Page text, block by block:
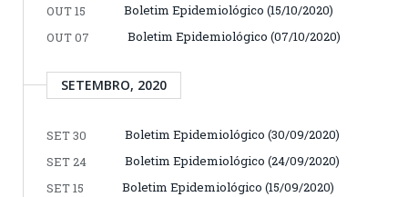
OUT 15
Boletim Epidemiológico (15/10/2020)
OUT 07
Boletim Epidemiológico (07/10/2020)
SETEMBRO, 2020
SET 30
Boletim Epidemiológico (30/09/2020)
SET 24
Boletim Epidemiológico (24/09/2020)
SET 15
Boletim Epidemiológico (15/09/2020)